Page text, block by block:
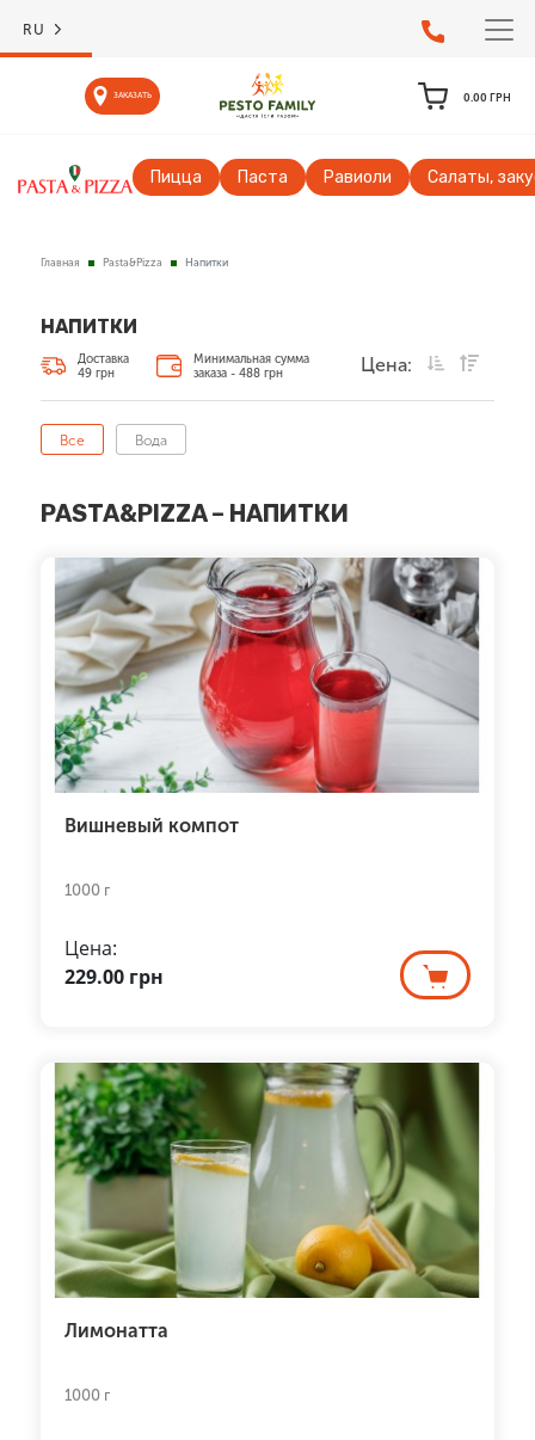
RU
ЗАКАЗАТЬ 0.00 ГРН
Пицца Паста Равиоли Салаты,
Главная Pasta&Pizza Напитки
НАПИТКИ
Доставка
49 грн
Минимальная сумма
заказа - 488 грн
Цена:
Все Вода
PASTA&PIZZA – НАПИТКИ
Вишневый компот
1000 г
Цена:
229.00 грн
Лимонатта
1000 г